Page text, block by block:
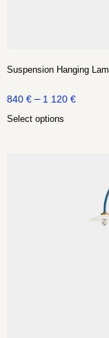
Suspension Hanging
840 € – 1 120 €
Select options